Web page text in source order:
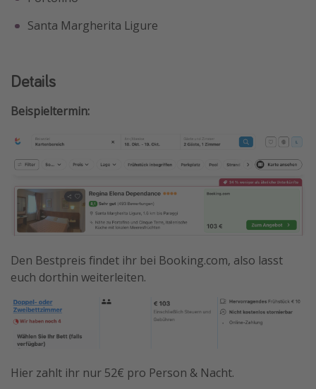
Santa Margherita Ligure
Details
Beispieltermin:
Den Bestpreis findet ihr bei Booking.com, also lasst
euch dorthin weiterleiten.
Hier zahlt ihr nur 52€ pro Person & Nacht.